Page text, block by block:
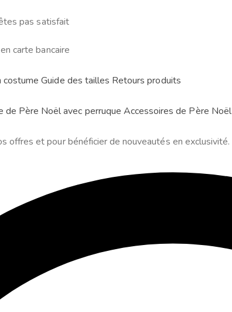
pas satisfait
carte bancaire
Guide des tailles Retours produits
de Père Noël avec perruque Accessoires de Père Noël
offres et pour bénéficier de nouveautés en exclusivité.